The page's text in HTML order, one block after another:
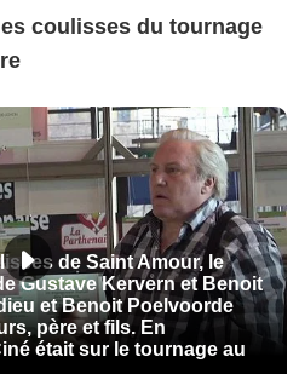
coulisses du tournage
de Saint Amour, le
Gustave Kervern et Benoit
et Benoit Poelvoorde
père et fils. En
était sur le tournage au